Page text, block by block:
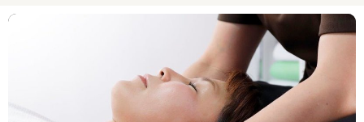
キーワードで検索